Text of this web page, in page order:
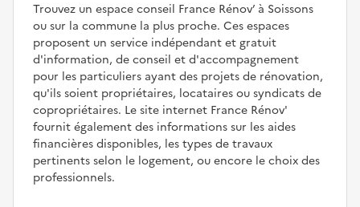
Trouvez un espace conseil France Rénov’ à Soissons
ou sur la commune la plus proche. Ces espaces
proposent un service indépendant et gratuit
d'information, de conseil et d'accompagnement
pour les particuliers ayant des projets de rénovation,
qu'ils soient propriétaires, locataires ou syndicats de
copropriétaires. Le site internet France Rénov'
fournit également des informations sur les aides
financières disponibles, les types de travaux
pertinents selon le logement, ou encore le choix des
professionnels.